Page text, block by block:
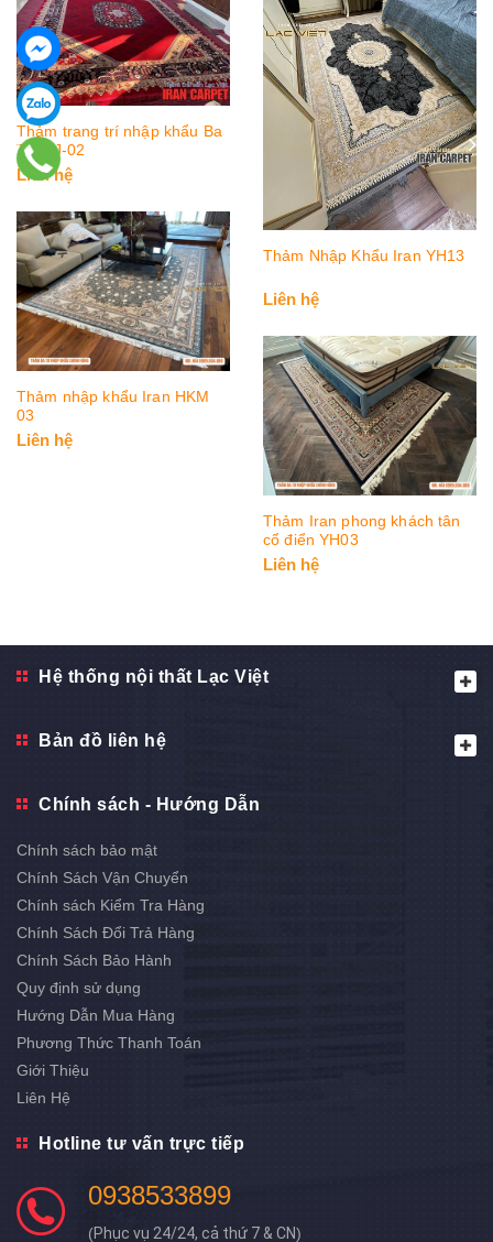
Thảm trang trí nhập khẩu Ba
Tư QJ-02
Liên hệ
Thảm nhập khẩu Iran HKM
03
Liên hệ
Thảm Nhập Khẩu Iran YH13
Liên hệ
Thảm Iran phong khách tân
cổ điển YH03
Liên hệ
Hệ thống nội thất Lạc Việt
Bản đồ liên hệ
Chính sách - Hướng Dẫn
Chính sách bảo mật
Chính Sách Vận Chuyển
Chính sách Kiểm Tra Hàng
Chính Sách Đổi Trả Hàng
Chính Sách Bảo Hành
Quy định sử dụng
Hướng Dẫn Mua Hàng
Phương Thức Thanh Toán
Giới Thiệu
Liên Hệ
Hotline tư vấn trực tiếp
0938533899
(Phục vụ 24/24, cả thứ 7 & CN)